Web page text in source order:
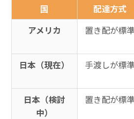
国 配達方式
アメリカ
置き配が標
日本（現在）
手渡しが標
日本（検討
中）
置き配が標